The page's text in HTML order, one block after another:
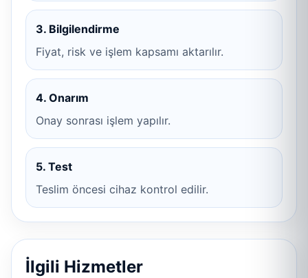
3. Bilgilendirme
Fiyat, risk ve işlem kapsamı aktarılır.
4. Onarım
Onay sonrası işlem yapılır.
5. Test
Teslim öncesi cihaz kontrol edilir.
İlgili Hizmetler